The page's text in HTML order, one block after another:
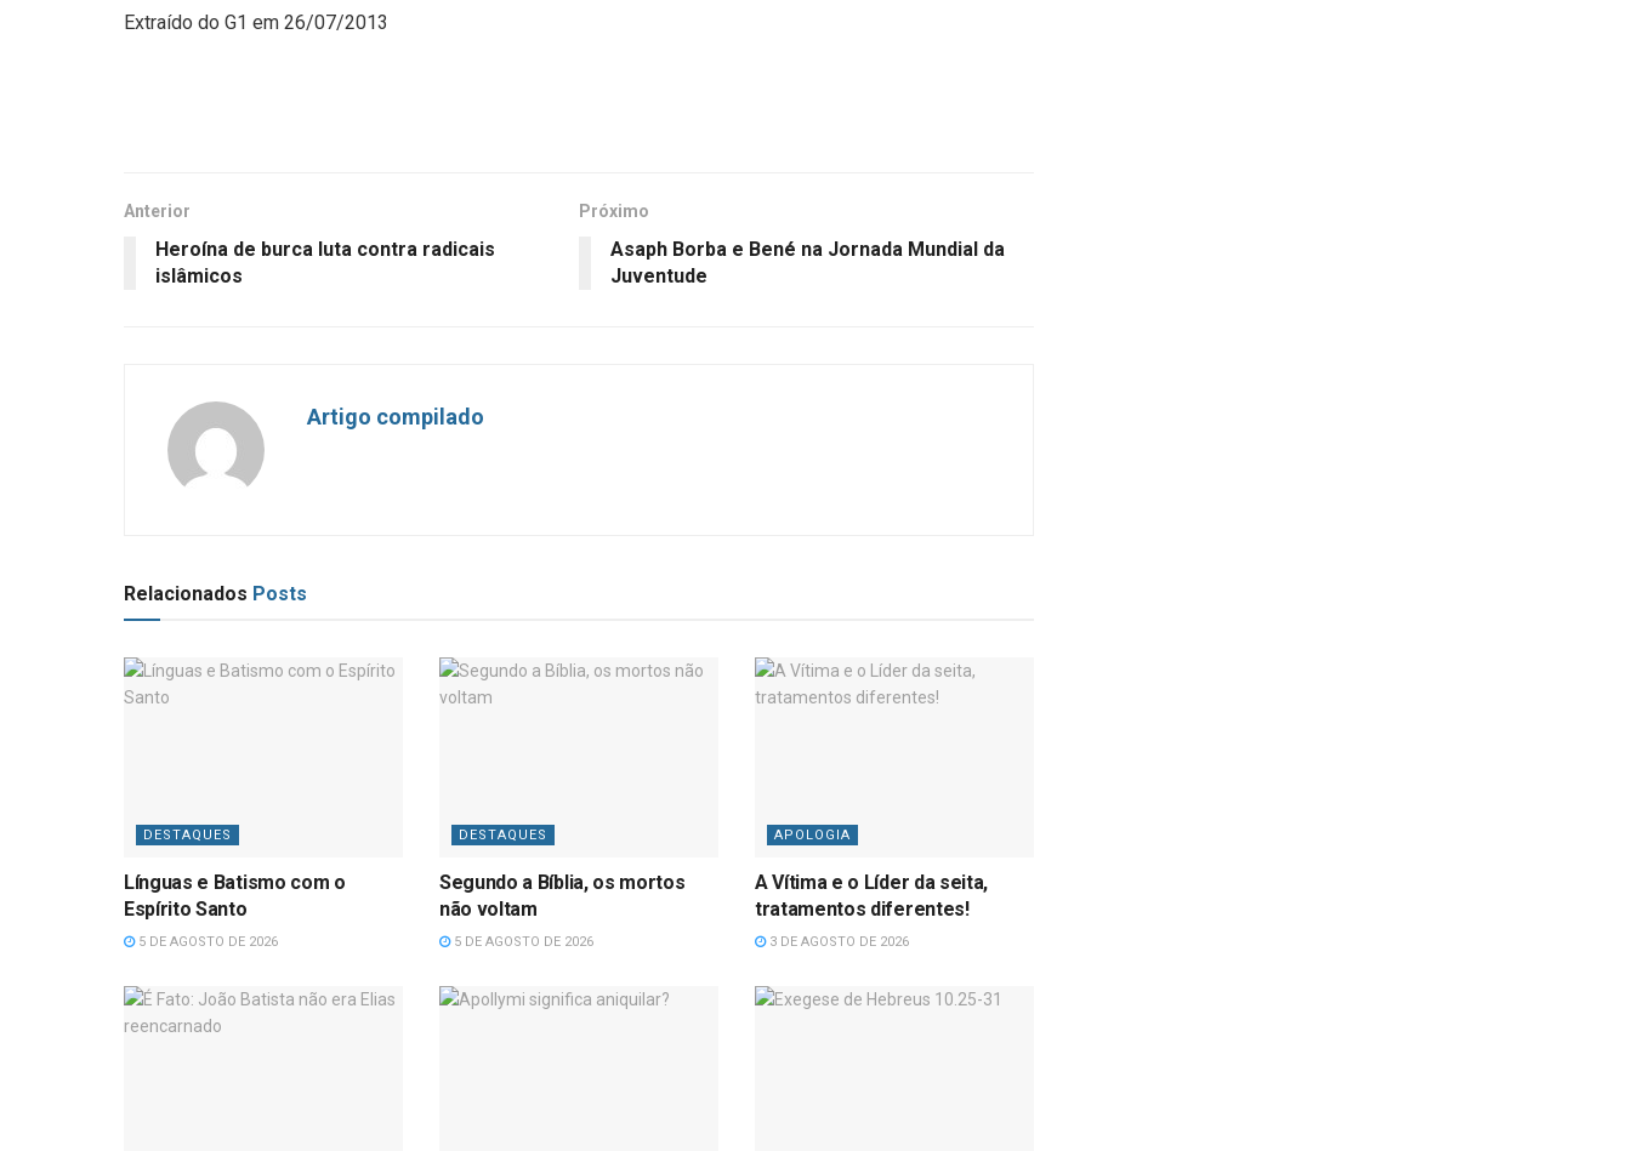
Extraído do G1 em 26/07/2013
Anterior
Heroína de burca luta contra radicais
islâmicos
Próximo
Asaph Borba e Bené na Jornada Mundial da
Juventude
Artigo compilado
Relacionados Posts
DESTAQUES
Línguas e Batismo com o
Espírito Santo
5 DE AGOSTO DE 2026
DESTAQUES
Segundo a Bíblia, os mortos
não voltam
5 DE AGOSTO DE 2026
APOLOGIA
A Vítima e o Líder da seita,
tratamentos diferentes!
3 DE AGOSTO DE 2026